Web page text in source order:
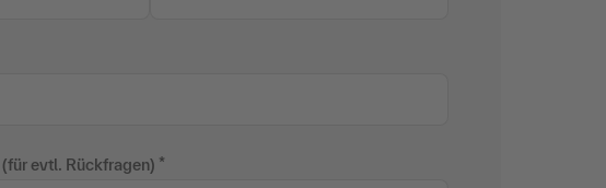
evtl. Rückfragen)